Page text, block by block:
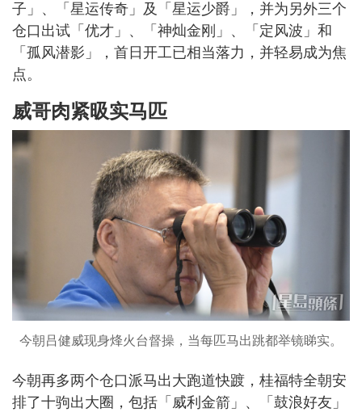
子」、「星运传奇」及「星运少爵」，并为另外三个
仓口出试「优才」、「神灿金刚」、「定风波」和
「孤风潜影」，首日开工已相当落力，并轻易成为焦
点。
威哥肉紧昅实马匹
今朝吕健威现身烽火台督操，当每匹马出跳都举镜睇实。
今朝再多两个仓口派马出大跑道快踱，桂福特全朝安
排了十驹出大圈，包括「威利金箭」、「鼓浪好友」